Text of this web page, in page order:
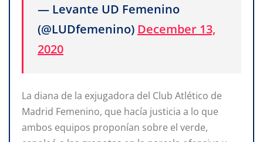
— Levante UD Femenino
(@LUDfemenino) December 13,
2020
La diana de la exjugadora del Club Atlético de
Madrid Femenino, que hacía justicia a lo que
ambos equipos proponían sobre el verde,